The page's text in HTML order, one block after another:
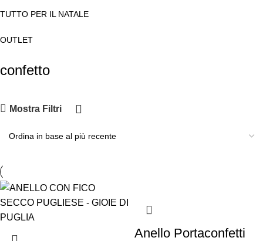
TUTTO PER IL NATALE
OUTLET
confetto
Mostra Filtri
Anello Portaconfetti